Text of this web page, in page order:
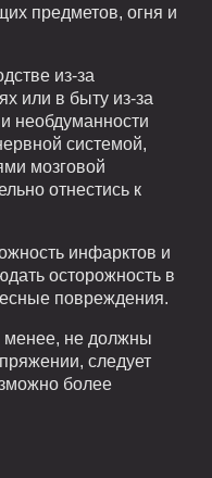
предметов, огня и
из-за
или в быту из-за
необдуманности
системой,
мозговой
отнестись к
инфарктов и
осторожность в
повреждения.
менее, не должны
следует
более